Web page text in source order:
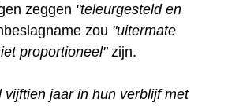
zeggen "teleurgesteld en
zou "uitermate
proportioneel"zijn.
vijftien jaar in hun verblijf met